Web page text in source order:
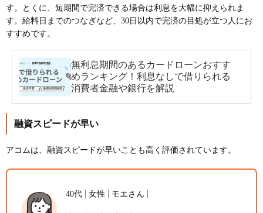
す。とくに、短期間で完済できる場合は利息を大幅に抑えられま
す。給料日までのつなぎなど、30日以内で完済の目処が立つ人にお
すすめです。
無利息期間のあるカードローンおすす
めランキング！利息なしで借りられる
消費者金融や銀行を解説
融資スピードが早い
アコムは、融資スピードが早いことも高く評価されています。
40代 女性 モエさん